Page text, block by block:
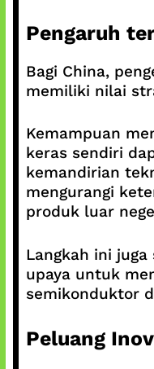
Pengaruh
Bagi China,
memiliki nilai
Kemampuan
keras sendiri
kemandirian
mengurangi
produk luar
Langkah ini juga
upaya untuk
semikonduktor
Peluang